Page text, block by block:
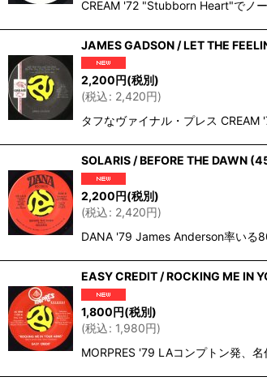
CREAM '72 "Stubborn Heart"でノ
JAMES GADSON / LET THE
2,200円(税別)
(税込: 2,420円)
タフなヴァイナル・プレス
SOLARIS / BEFORE THE DAWN
2,200円(税別)
(税込: 2,420円)
DANA '79 James Anderson率いる
EASY CREDIT / ROCKING ME IN
1,800円(税別)
(税込: 1,980円)
MORPRES '79 LAコンプトン発、